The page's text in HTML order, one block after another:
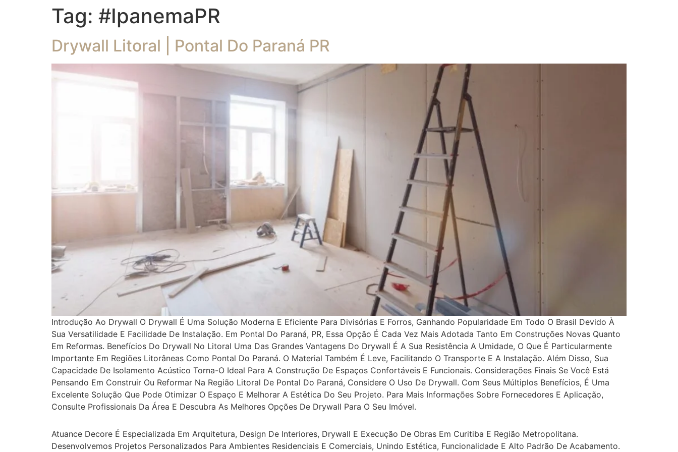
Tag: #IpanemaPR
Drywall Litoral | Pontal Do Paraná PR
Introdução Ao Drywall O Drywall É Uma Solução Moderna E Eficiente Para Divisórias E Forros, Ganhando Popularidade Em Todo O Brasil Devido À
Sua Versatilidade E Facilidade De Instalação. Em Pontal Do Paraná, PR, Essa Opção É Cada Vez Mais Adotada Tanto Em Construções Novas Quanto
Em Reformas. Benefícios Do Drywall No Litoral Uma Das Grandes Vantagens Do Drywall É A Sua Resistência A Umidade, O Que É Particularmente
Importante Em Regiões Litorâneas Como Pontal Do Paraná. O Material Também É Leve, Facilitando O Transporte E A Instalação. Além Disso, Sua
Capacidade De Isolamento Acústico Torna-O Ideal Para A Construção De Espaços Confortáveis E Funcionais. Considerações Finais Se Você Está
Pensando Em Construir Ou Reformar Na Região Litoral De Pontal Do Paraná, Considere O Uso De Drywall. Com Seus Múltiplos Benefícios, É Uma
Excelente Solução Que Pode Otimizar O Espaço E Melhorar A Estética Do Seu Projeto. Para Mais Informações Sobre Fornecedores E Aplicação,
Consulte Profissionais Da Área E Descubra As Melhores Opções De Drywall Para O Seu Imóvel.
Atuance Decore É Especializada Em Arquitetura, Design De Interiores, Drywall E Execução De Obras Em Curitiba E Região Metropolitana.
Desenvolvemos Projetos Personalizados Para Ambientes Residenciais E Comerciais, Unindo Estética, Funcionalidade E Alto Padrão De Acabamento.